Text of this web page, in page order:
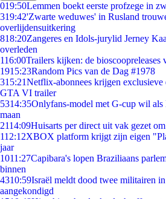
019:50Lemmen boekt eerste profzege in
319:42'Zwarte weduwes' in Rusland
overlijdensuitkering
818:20Zangeres en Idols-jurylid Jerney
overleden
116:00Trailers kijken: de bioscoopreleases
1915:23Random Pics van de Dag #1978
315:21Netflix-abonnees krijgen exclusieve
GTA VI trailer
5314:35Onlyfans-model met G-cup wil als
maan
2114:09Huisarts per direct uit vak gezet
112:12XBOX platform krijgt zijn eigen
jaar
1011:27Capibara's lopen Braziliaans
binnen
4310:59Israël meldt dood twee militairen
aangekondigd